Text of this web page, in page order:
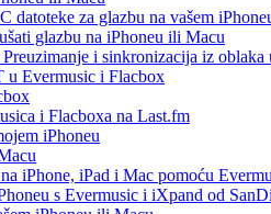
datoteke za glazbu na vašem
glazbu na iPhoneu ili Macu
i sinkronizacija iz oblaka
Evermusic i Flacbox
i Flacboxa na Last.fm
iPhoneu
iPhone, iPad i Mac pomoću
s Evermusic i iXpand od